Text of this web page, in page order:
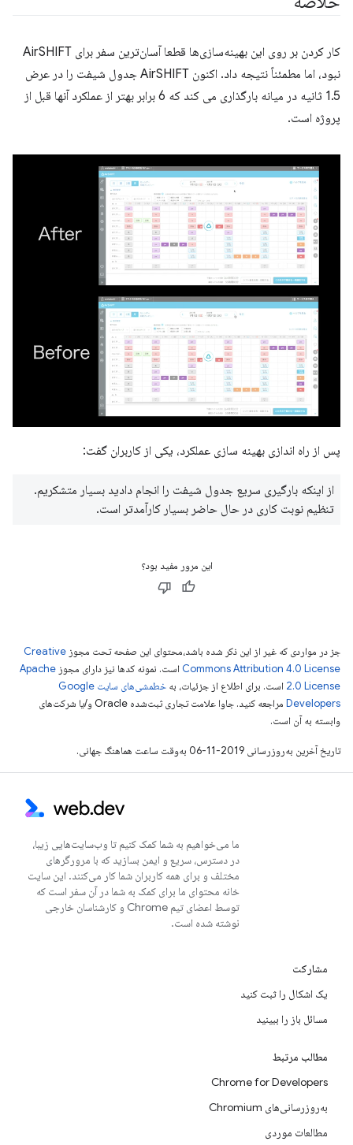
کار کردن بر روی این بهینه‌سازی‌ها قطعا آسان‌ترین سفر برای AirSHIFT
نبود، اما مطمئناً نتیجه داد. اکنون AirSHIFT جدول شیفت را در عرض
1.5 ثانیه در میانه بارگذاری می کند که 6 برابر بهتر از عملکرد آنها قبل از
پروژه است.
پس از راه اندازی بهینه سازی عملکرد، یکی از کاربران گفت:
از اینکه بارگیری سریع جدول شیفت را انجام دادید بسیار متشکریم.
تنظیم نوبت کاری در حال حاضر بسیار کارآمدتر است.
این مرور مفید بود؟
جز در مواردی که غیر از این ذکر شده باشد،‌محتوای این صفحه تحت مجوز Creative
Commons Attribution 4.0 License است. نمونه کدها نیز دارای مجوز Apache
2.0 License است. برای اطلاع از جزئیات، به
خطمشی‌های سایت Google
Developers‏
مراجعه کنید. جاوا علامت تجاری ثبت‌شده Oracle و/یا شرکت‌های
وابسته به آن است.
تاریخ آخرین به‌روزرسانی 2019-11-06 به‌وقت ساعت هماهنگ جهانی.
ما می‌خواهیم به شما کمک کنیم تا وب‌سایت‌هایی زیبا،
در دسترس، سریع و ایمن بسازید که با مرورگرهای
مختلف و برای همه کاربران شما کار می‌کنند. این سایت
خانه محتوای ما برای کمک به شما در آن سفر است که
توسط اعضای تیم Chrome و کارشناسان خارجی
نوشته شده است.
مشارکت
یک اشکال را ثبت کنید
مسائل باز را ببینید
مطالب مرتبط
Chrome for Developers
به‌روزرسانی‌های Chromium
مطالعات موردی